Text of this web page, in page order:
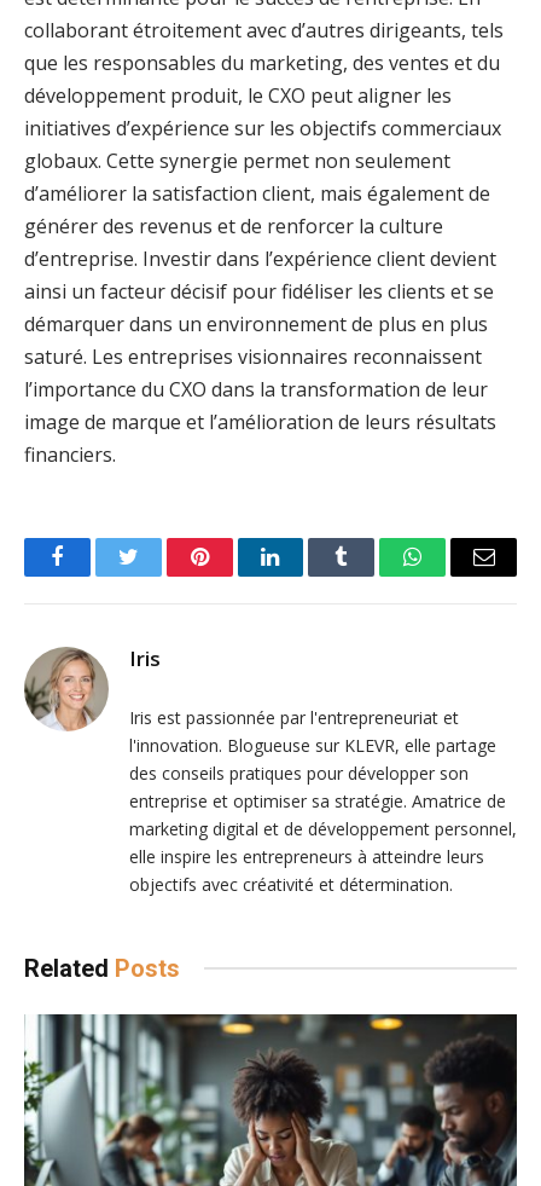
collaborant étroitement avec d’autres dirigeants, tels
que les responsables du marketing, des ventes et du
développement produit, le CXO peut aligner les
initiatives d’expérience sur les objectifs commerciaux
globaux. Cette synergie permet non seulement
d’améliorer la satisfaction client, mais également de
générer des revenus et de renforcer la culture
d’entreprise. Investir dans l’expérience client devient
ainsi un facteur décisif pour fidéliser les clients et se
démarquer dans un environnement de plus en plus
saturé. Les entreprises visionnaires reconnaissent
l’importance du CXO dans la transformation de leur
image de marque et l’amélioration de leurs résultats
financiers.
FacebookTwitter PinterestLinkedInTumblr WhatsAppEmail
Iris
Iris est passionnée par l'entrepreneuriat et
l'innovation. Blogueuse sur KLEVR, elle partage
des conseils pratiques pour développer son
entreprise et optimiser sa stratégie. Amatrice de
marketing digital et de développement personnel,
elle inspire les entrepreneurs à atteindre leurs
objectifs avec créativité et détermination.
Related Posts